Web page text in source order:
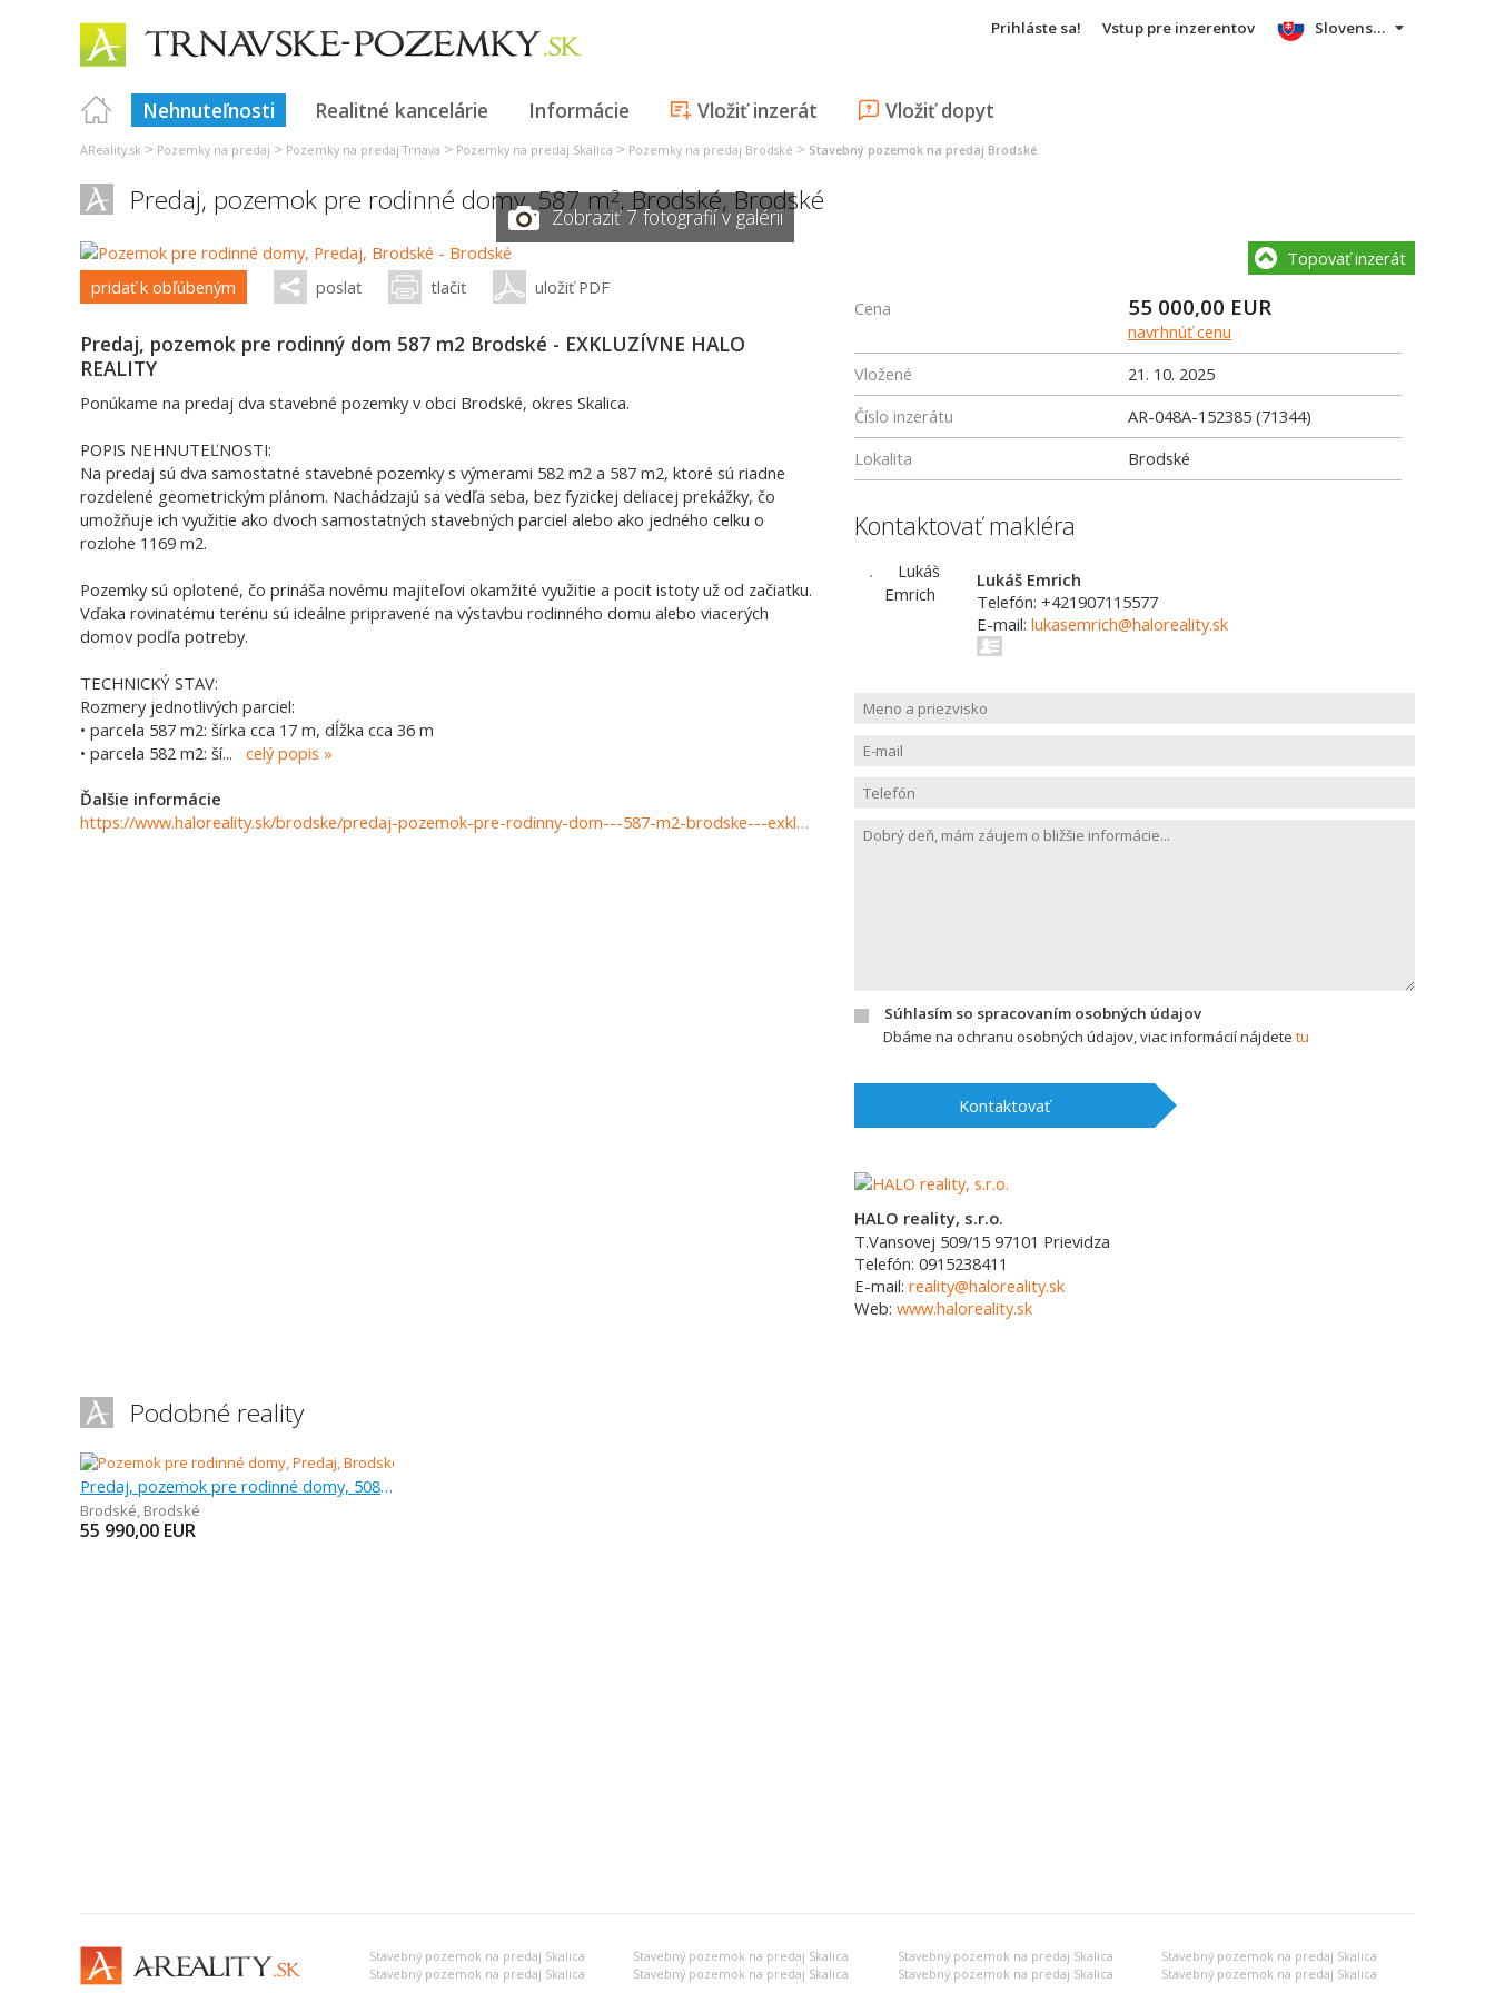
Prihláste sa! Vstup pre inzerentov
Nehnuteľnosti Realitné kancelárie Informácie Vložiť inzerát Vložiť dopyt
Slovensky
AReality.sk > Pozemky na predaj > Pozemky na predaj Trnava > Pozemky na predaj Skalica > Pozemky na predaj Brodské > Stavebný pozemok na predaj Brodské
Predaj, pozemok pre rodinné domy, 587 m2,Brodské,Brodské
Zobraziť 7 fotografií v galérii
pridať k obľúbeným poslať tlačiť uložiť PDF
Predaj, pozemok pre rodinný dom 587 m2 Brodské - EXKLUZÍVNE HALO
REALITY
Ponúkame na predaj dva stavebné pozemky v obci Brodské, okres Skalica.
POPIS NEHNUTEĽNOSTI:
Na predaj sú dva samostatné stavebné pozemky s výmerami 582 m2 a 587 m2, ktoré sú riadne
rozdelené geometrickým plánom. Nachádzajú sa vedľa seba, bez fyzickej deliacej prekážky, čo
umožňuje ich využitie ako dvoch samostatných stavebných parciel alebo ako jedného celku o
rozlohe 1169 m2.
Pozemky sú oplotené, čo prináša novému majiteľovi okamžité využitie a pocit istoty už od začiatku.
Vďaka rovinatému terénu sú ideálne pripravené na výstavbu rodinného domu alebo viacerých
domov podľa potreby.
TECHNICKÝ STAV:
Rozmery jednotlivých parciel:
• parcela 587 m2: šírka cca 17 m, dĺžka cca 36 m
• parcela 582 m2: ší... celý popis
Ďalšie informácie
https://www.haloreality.sk/brodske/predaj-pozemok-pre-rodinny-dom---587-m2-brodske---exkluzivne-halo-reality/71344
Topovať inzerát
Cena 55 000,00 EUR
navrhnúť cenu
Vložené
21. 10. 2025
Číslo inzerátu
AR-048A-152385 (71344)
Lokalita
Brodské
Kontaktovať makléra
Lukáš Emrich
Telefón: +421907115577
E-mail: lukasemrich@haloreality.sk
Súhlasím so spracovaním osobných údajov
Dbáme na ochranu osobných údajov, viac informácií nájdete tu
Kontaktovať
HALO reality, s.r.o.
T.Vansovej 509/15 97101 Prievidza
Telefón: 0915238411
E-mail: reality@haloreality.sk
Web: www.haloreality.sk
Podobné reality
Predaj, pozemok pre rodinné domy, 508 m
Brodské, Brodské
55 990,00 EUR
Stavebný pozemok na predaj Skalica Stavebný pozemok na predaj Skalica Stavebný pozemok na predaj Skalica
Stavebný pozemok na predaj Skalica
Stavebný pozemok na predaj Skalica
Stavebný pozemok na predaj Skalica Stavebný pozemok na predaj Skalica Stavebný pozemok na predaj Skalica